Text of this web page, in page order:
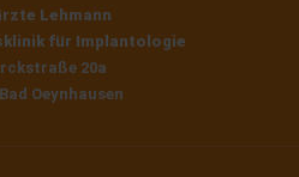
Lehmann
für Implantologie
20a
Oeynhausen